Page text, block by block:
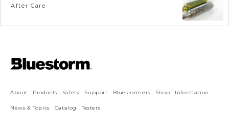
After Care
About Products Safety Support Bluestormers Shop Information
News & Topics Catalog Testers